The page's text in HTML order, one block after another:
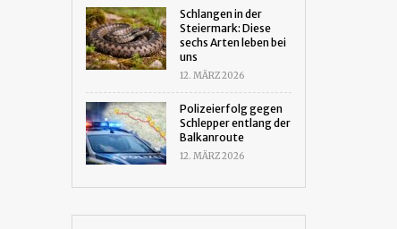
Schlangen in der
Steiermark: Diese
sechs Arten leben bei
uns
12. MÄRZ 2026
Polizeierfolg gegen
Schlepper entlang der
Balkanroute
12. MÄRZ 2026